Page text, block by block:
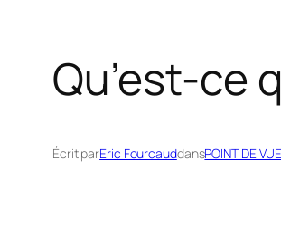
Qu’est-ce
Écrit parEric FourcauddansPOINT DE